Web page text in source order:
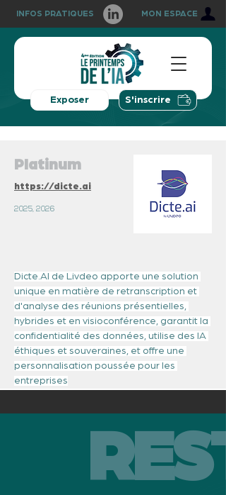
Exposer S'inscrire
MON ESPACE
INFOS PRATIQUES
Platinum
https://dicte.ai
2025, 2026
Dicte.AI de Livdeo apporte une solution
unique en matière de retranscription et
d'analyse des réunions présentielles,
hybrides et en visioconférence, garantit la
confidentialité des données, utilise des IA
éthiques et souveraines, et offre une
personnalisation poussée pour les
entreprises